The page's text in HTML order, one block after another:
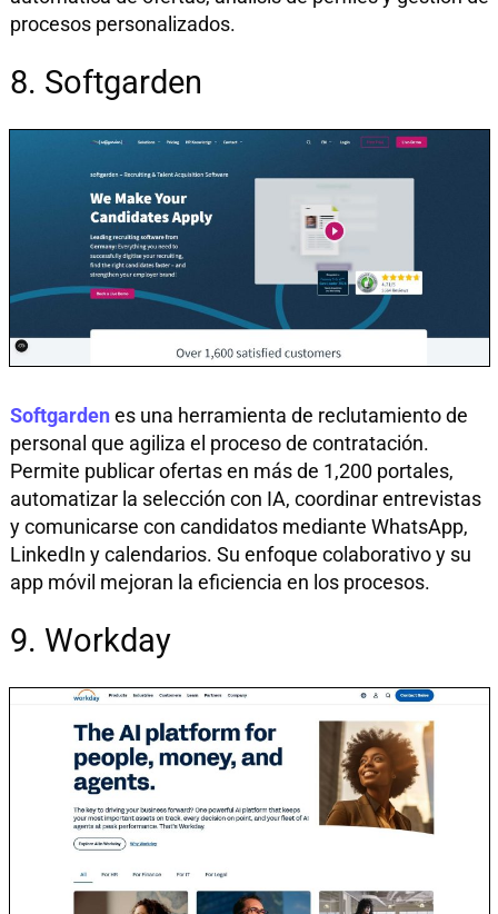
procesos personalizados.
8. Softgarden
Softgardenes una herramienta de reclutamiento de
personal que agiliza el proceso de contratación.
Permite publicar ofertas en más de 1,200 portales,
automatizar la selección con IA, coordinar entrevistas
y comunicarse con candidatos mediante WhatsApp,
LinkedIn y calendarios. Su enfoque colaborativo y su
app móvil mejoran la eficiencia en los procesos.
9. Workday